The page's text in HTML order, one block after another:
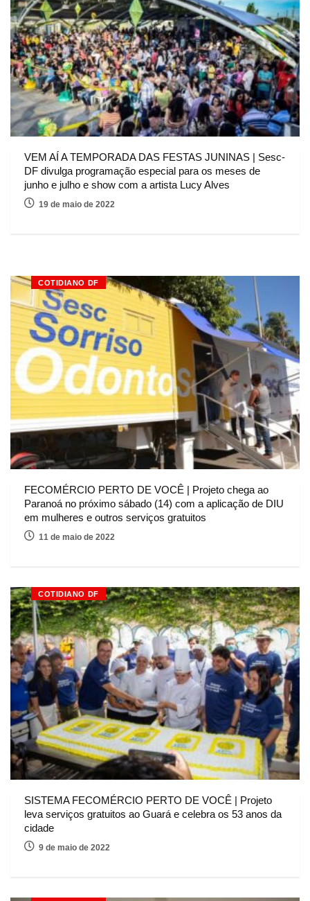
VEM AÍ A TEMPORADA DAS FESTAS JUNINAS | Sesc-
DF divulga programação especial para os meses de
junho e julho e show com a artista Lucy Alves
19 de maio de 2022
COTIDIANO DF
FECOMÉRCIO PERTO DE VOCÊ | Projeto chega ao
Paranoá no próximo sábado (14) com a aplicação de DIU
em mulheres e outros serviços gratuitos
11 de maio de 2022
COTIDIANO DF
SISTEMA FECOMÉRCIO PERTO DE VOCÊ | Projeto
leva serviços gratuitos ao Guará e celebra os 53 anos da
cidade
9 de maio de 2022